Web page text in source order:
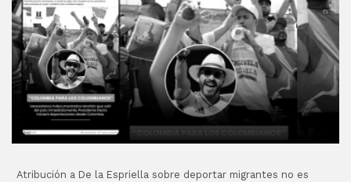
Atribución a De la Espriella sobre deportar migrantes no es